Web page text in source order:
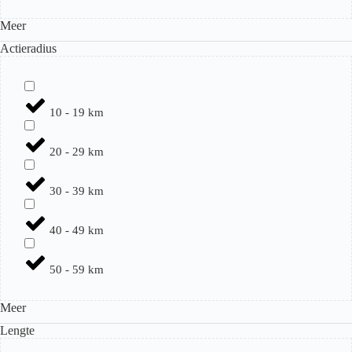
Meer
Actieradius
10 - 19 km
20 - 29 km
30 - 39 km
40 - 49 km
50 - 59 km
Meer
Lengte